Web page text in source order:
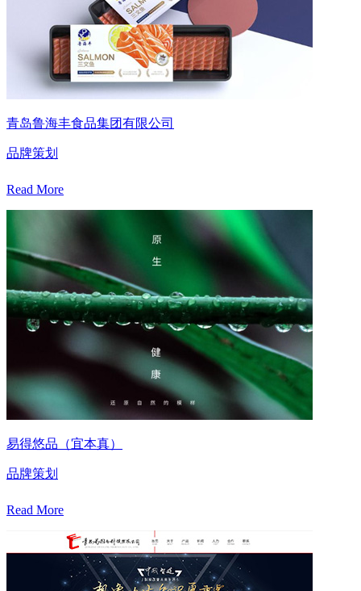
青岛鲁海丰食品集团有限公司
品牌策划
Read More
易得悠品（宜本真）
品牌策划
Read More